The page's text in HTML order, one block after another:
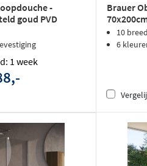
-
goud PVD
1 week
Brauer
10
6